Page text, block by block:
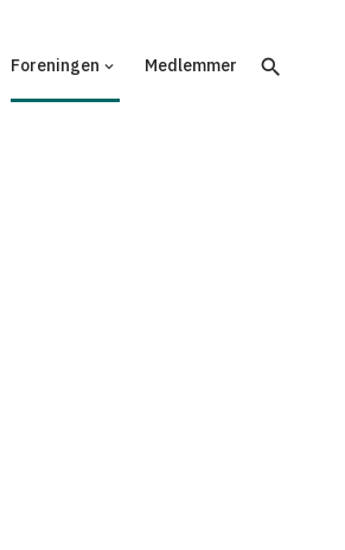
Foreningen keyboard_arrow_down Medlemmer search